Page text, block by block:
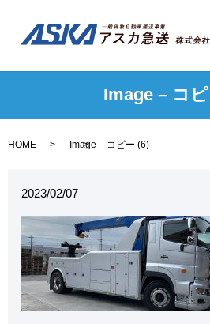
Image – コ
HOME Image – コピー (6)
2023/02/07